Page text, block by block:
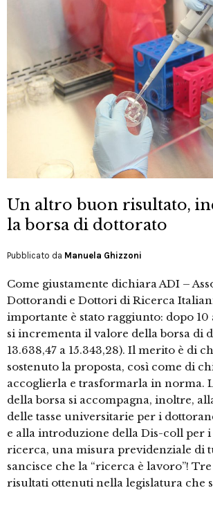
Un altro buon risultato,
la borsa di dottorato
Pubblicato da Manuela Ghizzoni
Come giustamente dichiara ADI –
Dottorandi e Dottori di Ricerca
importante è stato raggiunto: dopo
si incrementa il valore della borsa di
13.638,47 a 15.343,28). Il merito è di
sostenuto la proposta, così come di
accoglierla e trasformarla in norma.
della borsa si accompagna, inoltre,
delle tasse universitarie per i
e alla introduzione della Dis-coll per
ricerca, una misura previdenziale di
sancisce che la “ricerca è lavoro”!
risultati ottenuti nella legislatura che